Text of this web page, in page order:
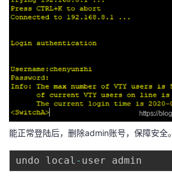
能正常登陆后，删除admin账号，保障安全。
undo local -